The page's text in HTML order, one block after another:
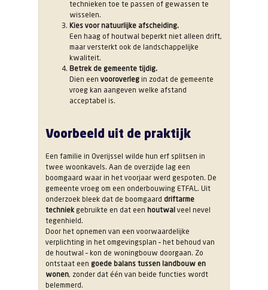
technieken toe te passen of gewassen te
wisselen.
Kies voor natuurlijke afscheiding.
Een haag of houtwal beperkt niet alleen drift,
maar versterkt ook de landschappelijke
kwaliteit.
Betrek de gemeente tijdig.
Dien een vooroverleg in zodat de gemeente
vroeg kan aangeven welke afstand
acceptabel is.
Voorbeeld uit de praktijk
Een familie in Overijssel wilde hun erf splitsen in
twee woonkavels. Aan de overzijde lag een
boomgaard waar in het voorjaar werd gespoten. De
gemeente vroeg om een onderbouwing ETFAL. Uit
onderzoek bleek dat de boomgaard driftarme
techniek gebruikte en dat een houtwal veel nevel
tegenhield.
Door het opnemen van een voorwaardelijke
verplichting in het omgevingsplan – het behoud van
de houtwal – kon de woningbouw doorgaan. Zo
ontstaat een goede balans tussen landbouw en
wonen, zonder dat één van beide functies wordt
belemmerd.